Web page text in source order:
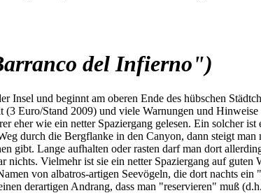
del Infierno")
Insel und beginnt am oberen Ende des hübschen
Euro/Stand 2009) und viele Warnungen und
eher wie ein netter Spaziergang gelesen. Ein solcher
durch die Bergflanke in den Canyon, dann steigt
gibt. Lange aufhalten oder rasten darf man dort
nichts. Vielmehr ist sie ein netter Spaziergang auf guten
von albatros-artigen Seevögeln, die dort nachts ein
derartigen Andrang, dass man "reservieren" muß